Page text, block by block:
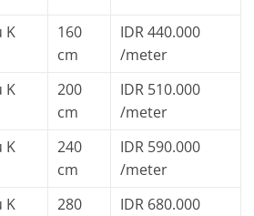
K
160
cm
IDR 440.000
/meter
K
200
cm
IDR 510.000
/meter
K
240
cm
IDR 590.000
/meter
K
280
IDR 680.000